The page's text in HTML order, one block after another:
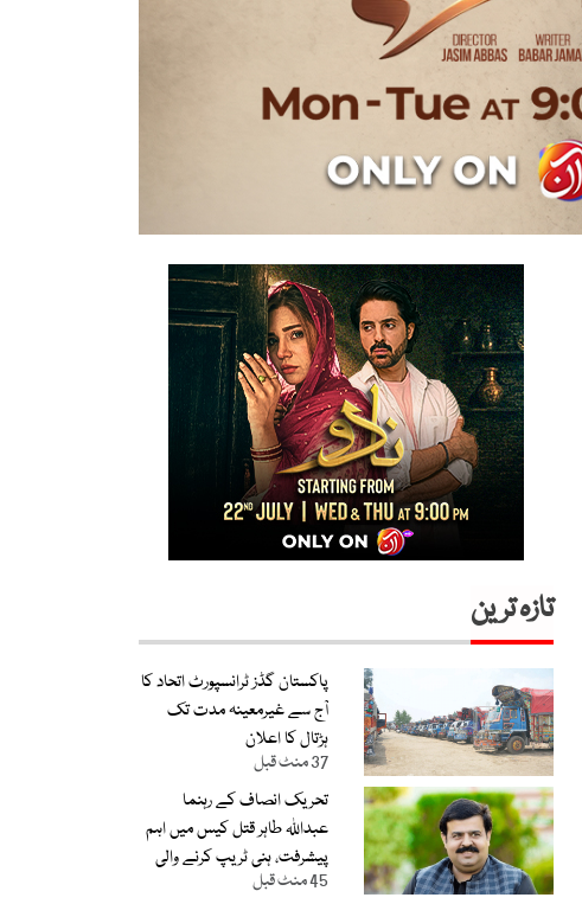
تازہ ترین
پاکستان گڈز ٹرانسپورٹ اتحاد کا
آج سے غیرمعینہ مدت تک
ہڑتال کا اعلان
37 منٹ قبل
تحریک انصاف کے رہنما
عبداللہ طاہر قتل کیس میں اہم
پیشرفت، ہنی ٹریپ کرنے والی
ٹک ٹاکر گرفتار
45 منٹ قبل